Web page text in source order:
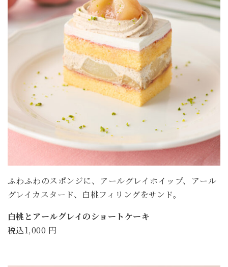
ふわふわのスポンジに、アールグレイホイップ、アール
グレイカスタード、白桃フィリングをサンド。
白桃とアールグレイのショートケーキ
税込1,000 円